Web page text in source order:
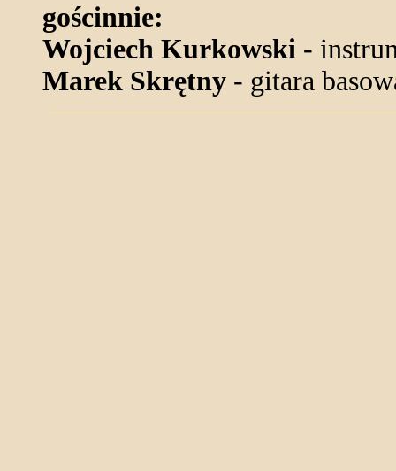
gościnnie:
Wojciech Kurkowski -
Marek Skrętny - gitara